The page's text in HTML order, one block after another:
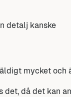
detalj kanske
mycket och
det, då det kan